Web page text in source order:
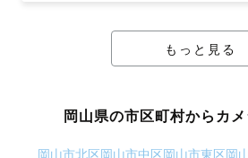
もっと見る
岡山県の市区町村からカ
岡山市北区岡山市中区岡山市東区岡